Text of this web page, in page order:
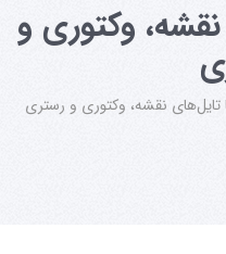
وکتوری و
تایل‌های نقشه، وکتوری و رستری